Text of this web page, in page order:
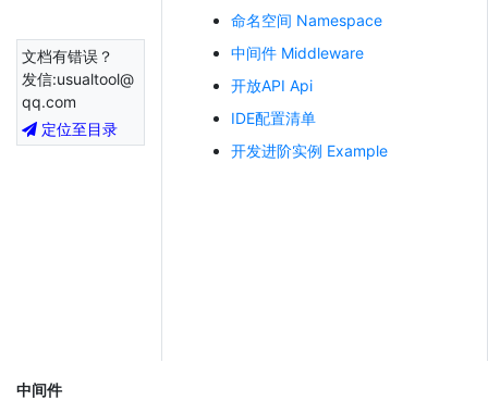
文档有错误？
发信:usualtool@
qq.com
定位至目录
命名空间 Namespace
中间件 Middleware
开放API Api
IDE配置清单
开发进阶实例 Example
中间件